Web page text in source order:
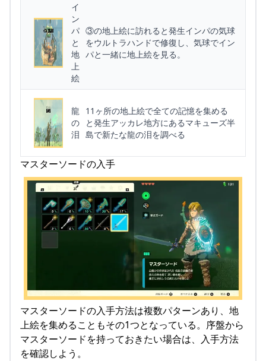
イ
ン
パ
と
地
上
絵
③の地上絵に訪れると発生インパの気球
をウルトラハンドで修復し、気球でイン
パと一緒に地上絵を見る。
龍
の
泪
11ヶ所の地上絵で全ての記憶を集める
と発生アッカレ地方にあるマキューズ半
島で新たな龍の泪を調べる
マスターソードの入手
マスターソードの入手方法は複数パターンあり、地
上絵を集めることもその1つとなっている。序盤から
マスターソードを持っておきたい場合は、入手方法
を確認しよう。